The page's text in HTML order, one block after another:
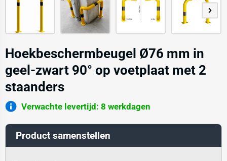
Hoekbeschermbeugel Ø76 mm in
geel-zwart 90° op voetplaat met 2
staanders
Verwachte levertijd: 8 werkdagen
Product samenstellen